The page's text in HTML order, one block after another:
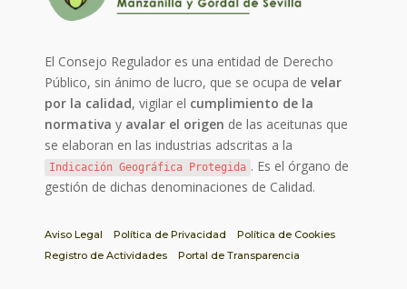
El Consejo Regulador es una entidad de Derecho
Público, sin ánimo de lucro, que se ocupa develar
por la calidad, vigilar el cumplimiento de la
normativa y avalar el origen de las aceitunas que
se elaboran en las industrias adscritas a la
Indicación Geográfica Protegida . Es el órgano de
gestión de dichas denominaciones de Calidad.
Aviso Legal Política de Privacidad
Política de Cookies
Registro de Actividades
Portal de Transparencia